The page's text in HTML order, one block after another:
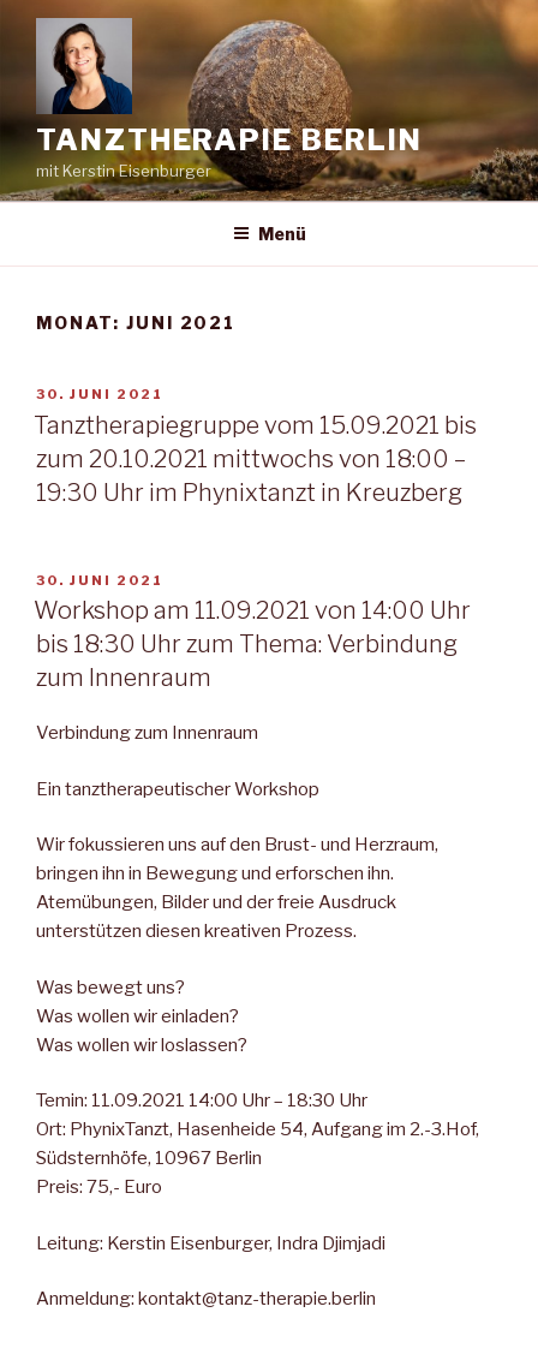
springen
TANZTHERAPIE BERLIN
mit Kerstin Eisenburger
Menü
MONAT: JUNI 2021
VERÖFFENTLICHT
AM
30. JUNI 2021
Tanztherapiegruppe vom 15.09.2021 bis
zum 20.10.2021 mittwochs von 18:00 –
19:30 Uhr im Phynixtanzt in Kreuzberg
VERÖFFENTLICHT
AM
30. JUNI 2021
Workshop am 11.09.2021 von 14:00 Uhr
bis 18:30 Uhr zum Thema: Verbindung
zum Innenraum
Verbindung zum Innenraum
Ein tanztherapeutischer Workshop
Wir fokussieren uns auf den Brust- und Herzraum,
bringen ihn in Bewegung und erforschen ihn.
Atemübungen, Bilder und der freie Ausdruck
unterstützen diesen kreativen Prozess.
Was bewegt uns?
Was wollen wir einladen?
Was wollen wir loslassen?
Temin: 11.09.2021 14:00 Uhr – 18:30 Uhr
Ort: PhynixTanzt, Hasenheide 54, Aufgang im 2.-3.Hof,
Südsternhöfe, 10967 Berlin
Preis: 75,- Euro
Leitung: Kerstin Eisenburger, Indra Djimjadi
Anmeldung: kontakt@tanz-therapie.berlin